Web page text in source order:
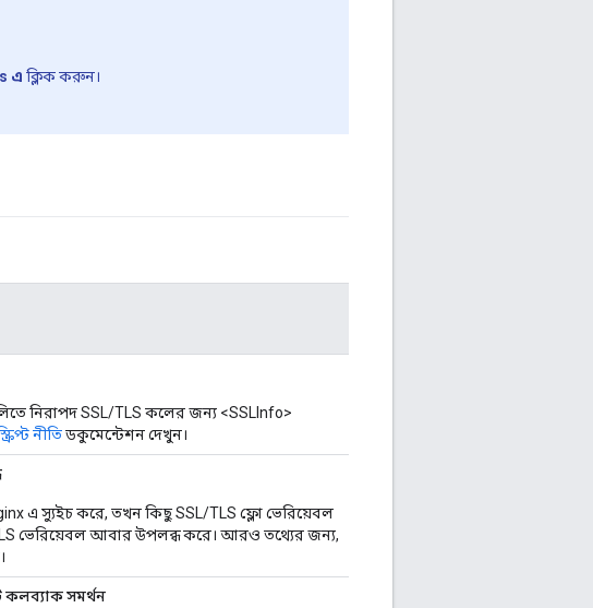
এ ক্লিক করুন।
নিরাপদ SSL/TLS কলের জন্য <SSLInfo>
নীতিডকুমেন্টেশন দেখুন।
এ স্যুইচ করে, তখন কিছু SSL/TLS ফ্লো ভেরিয়েবল
ভেরিয়েবল আবার উপলব্ধ করে। আরও তথ্যের জন্য,
কলব্যাক সমর্থন